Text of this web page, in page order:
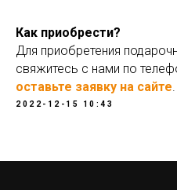
Как приобрести?
Для приобретения
свяжитесь с нами по
оставьте заявку на сайте.
2022-12-15 10:43